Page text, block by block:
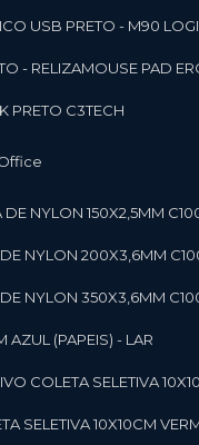
USB PRETO - M90
- RELIZA MOUSE PAD
PRETO C3TECH
Office
DE NYLON 150X2,5MM
DE NYLON 200X3,6MM
DE NYLON 350X3,6MM
AZUL (PAPEIS) - LAR
COLETA SELETIVA
SELETIVA 10X10CM